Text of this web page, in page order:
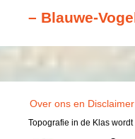
– Blauwe-
Over ons en Disclaimer
Topografie in de Klas